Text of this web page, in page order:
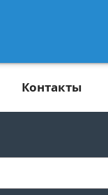
Контакты